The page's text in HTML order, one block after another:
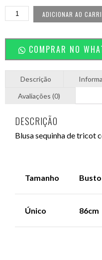
ADICIONAR AO
COMPRAR NO
DESCRIÇÃO
Blusa sequinha de tricot
Tamanho Busto
Único 86cm